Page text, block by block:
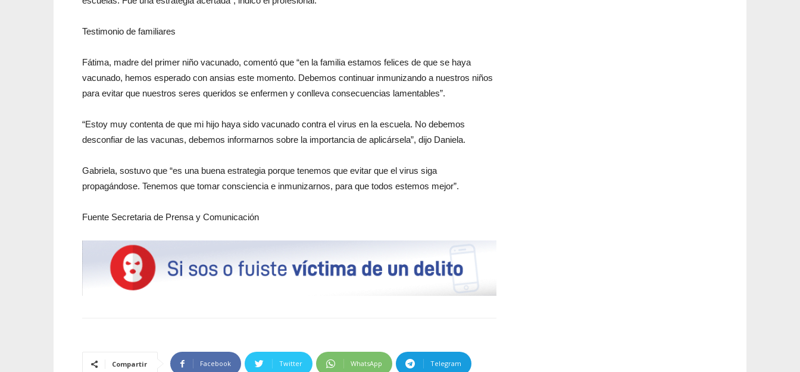
Testimonio de familiares
Fátima, madre del primer niño vacunado, comentó que “en la familia estamos felices de que se haya
vacunado, hemos esperado con ansias este momento. Debemos continuar inmunizando a nuestros niños
para evitar que nuestros seres queridos se enfermen y conlleva consecuencias lamentables”.
“Estoy muy contenta de que mi hijo haya sido vacunado contra el virus en la escuela. No debemos
desconfiar de las vacunas, debemos informarnos sobre la importancia de aplicársela”, dijo Daniela.
Gabriela, sostuvo que “es una buena estrategia porque tenemos que evitar que el virus siga
propagándose. Tenemos que tomar consciencia e inmunizarnos, para que todos estemos mejor”.
Fuente Secretaria de Prensa y Comunicación
Compartir Facebook Twitter WhatsApp Telegram